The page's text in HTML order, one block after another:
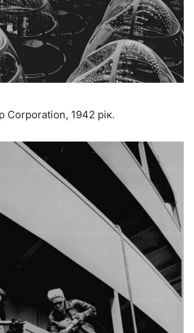
Corporation, 1942 рік.